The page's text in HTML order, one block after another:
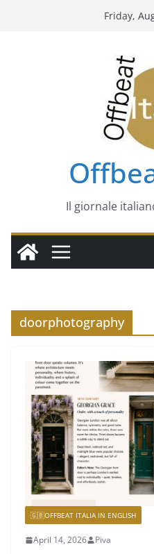
Friday,
Il giornale
doorphotography
🇬🇧OFFBEAT ITALIA IN ENGLISH
April 14, 2026 Piva